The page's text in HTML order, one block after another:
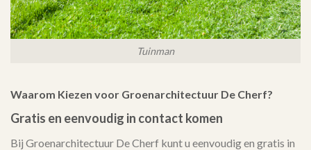
Tuinman
Waarom Kiezen voor Groenarchitectuur De Cherf?
Gratis en eenvoudig in contact komen
Bij Groenarchitectuur De Cherf kunt u eenvoudig en gratis in